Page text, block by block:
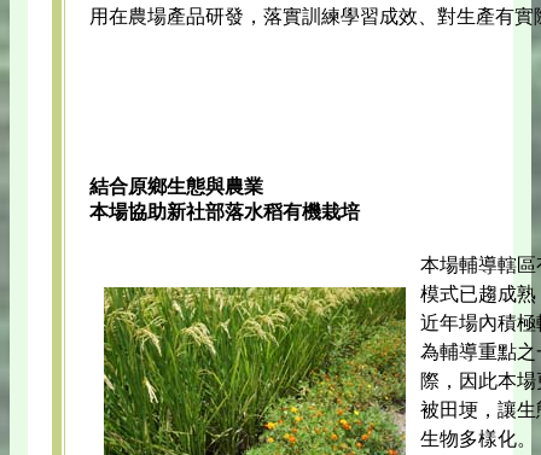
用在農場產品研發，落實訓練學習成效、對生產有實
結合原鄉生態與農業
本場協助新社部落水稻有機栽培
本場輔導轄
模式已趨成
近年場內積
為輔導重點
際，因此本
被田埂，讓
生物多樣化。